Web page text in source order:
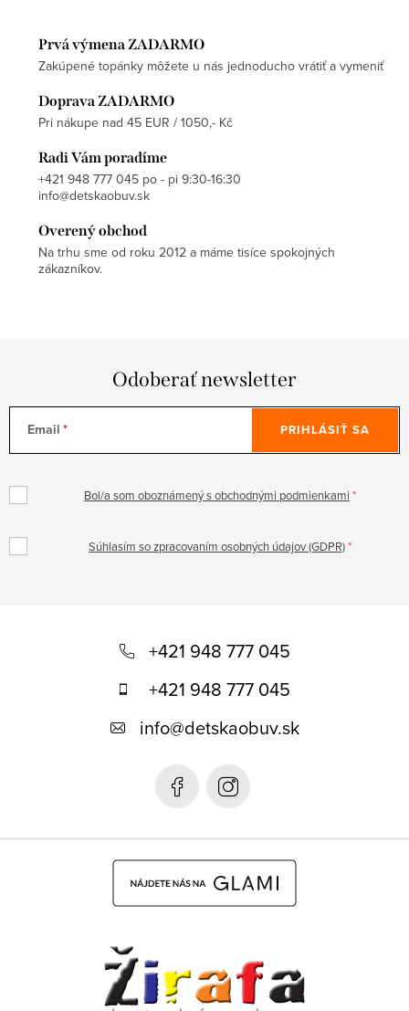
Prvá výmena ZADARMO
Zakúpené topánky môžete u nás jednoducho vrátiť a vymeniť
Doprava ZADARMO
Pri nákupe nad 45 EUR / 1050,- Kč
Radi Vám poradíme
+421 948 777 045 po - pi 9:30-16:30
info@detskaobuv.sk
Overený obchod
Na trhu sme od roku 2012 a máme tisíce spokojných
zákazníkov.
Odoberať newsletter
Email
Bol/a som oboznámený s obchodnými podmienkami
Súhlasím so zpracovaním osobných údajov (GDPR)
PRIHLÁSIŤ SA
+421 948 777 045
+421 948 777 045
info@detskaobuv.sk